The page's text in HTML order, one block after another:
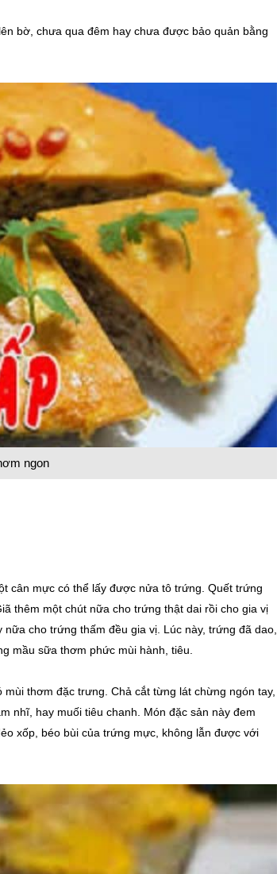
bờ, chưa qua đêm hay chưa được bảo quản bằng
ngon
cân mực có thể lấy được nửa tô trứng. Quết trứng
thêm một chút nữa cho trứng thật dai rồi cho gia vị
cho trứng thấm đều gia vị. Lúc này, trứng đã dao,
mầu sữa thơm phức mùi hành, tiêu.
thơm đặc trưng. Chả cắt từng lát chừng ngón tay,
nhĩ, hay muối tiêu chanh. Món đặc sản này đem
xốp, béo bùi của trứng mực, không lẫn được với